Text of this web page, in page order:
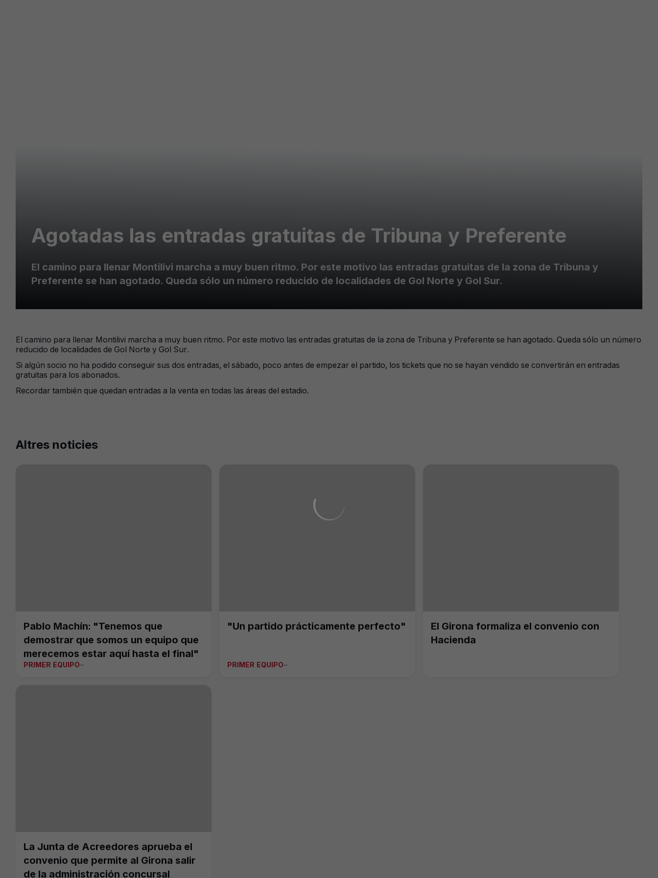
Agotadas las entradas gratuitas de Tribuna y Preferente
El camino para llenar Montilivi marcha a muy buen ritmo. Por este motivo las entradas gratuitas de la zona de Tribuna y
Preferente se han agotado. Queda sólo un número reducido de localidades de Gol Norte y Gol Sur.
El camino para llenar Montilivi marcha a muy buen ritmo. Por este motivo las entradas gratuitas de la zona de Tribuna y Preferente se han agotado. Queda sólo un número
reducido de localidades de Gol Norte y Gol Sur.
Si algún socio no ha podido conseguir sus dos entradas, el sábado, poco antes de empezar el partido, los tickets que no se hayan vendido se convertirán en entradas
gratuitas para los abonados.
Recordar también que quedan entradas a la venta en todas las áreas del estadio.
Altres noticies
Pablo Machín: "Tenemos que
demostrar que somos un equipo que
merecemos estar aquí hasta el final"
PRIMER EQUIPO
"Un partido prácticamente perfecto"
PRIMER EQUIPO
El Girona formaliza el convenio con
Hacienda
La Junta de Acreedores aprueba el
convenio que permite al Girona salir
de la administración concursal